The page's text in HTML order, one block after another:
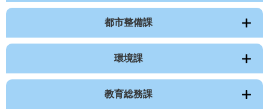
都市整備課
環境課
教育総務課